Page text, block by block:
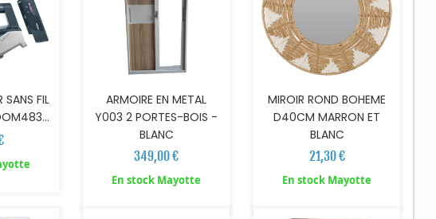
SANS FIL
ARMOIRE EN METAL
Y003 2 PORTES-BOIS -
BLANC
349,00 €
En stock Mayotte
MIROIR ROND BOHEME
D40CM MARRON ET
BLANC
21,30 €
En stock Mayotte
PANIER AJOUTER AU PANIER AJOUTER AU PANIER